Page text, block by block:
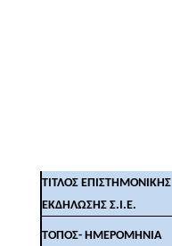
ΤΙΤΛΟΣ ΕΠΙΣΤΗΜΟΝΙΚΗΣ
ΕΚΔΗΛΩΣΗΣ Σ.Ι.Ε.
ΤΟΠΟΣ- ΗΜΕΡΟΜΗΝΙΑ